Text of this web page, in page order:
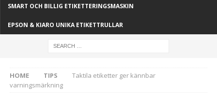
SMART OCH BILLIG ETIKETTERINGSMASKIN
EPSON & KIARO UNIKA ETIKETTRULLAR
HOME TIPS
Taktila etiketter ger kännbar
varningsmärkning